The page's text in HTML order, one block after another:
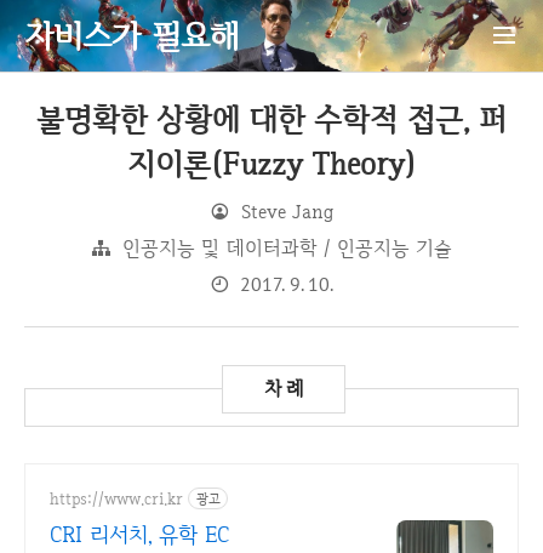
자비스가 필요해
불명확한 상황에 대한 수학적 접근, 퍼
지이론(Fuzzy Theory)
Steve Jang
인공지능 및 데이터과학 / 인공지능 기술
2017. 9. 10.
https://www.cri.kr 광고
CRI 리서치, 유학 EC